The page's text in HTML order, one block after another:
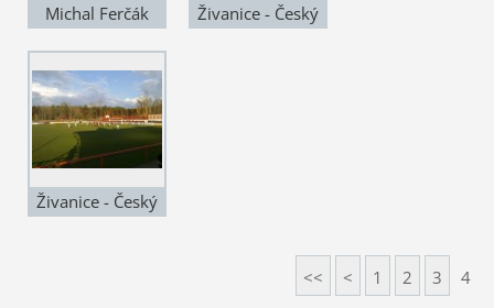
Michal Ferčák
gól na 3:1
Živanice - Český
Živanice - Český
<< < 1 2 3 4